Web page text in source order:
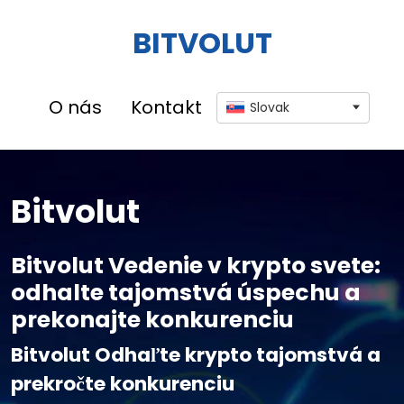
BITVOLUT
O nás Kontakt Slovak
Bitvolut
Bitvolut Vedenie v krypto svete:
odhalte tajomstvá úspechu a
prekonajte konkurenciu
Bitvolut Odhaľte krypto tajomstvá a
prekročte konkurenciu